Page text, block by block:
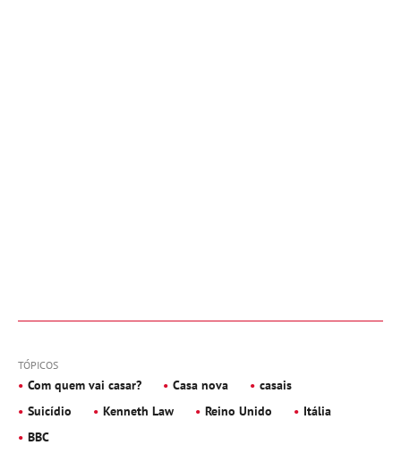
TÓPICOS
Com quem vai casar? Casa nova
casais
Suicídio
Kenneth Law Reino Unido
Itália
BBC